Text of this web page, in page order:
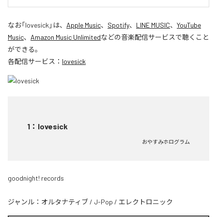
なお「lovesick 」は、 Apple Music、 Spotify、 LINE MUSIC、 YouTube
Music、 Amazon Music Unlimitedなどの音楽配信サービスで聴くこと
ができる。
各配信サービス： lovesick
1 ： lovesick
おやすみホログラム
goodnight! records
ジャンル： オルタナティブ / J-Pop / エレクトロニック